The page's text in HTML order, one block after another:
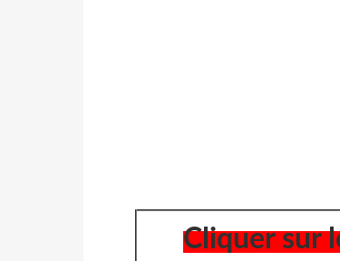
Cliquer sur